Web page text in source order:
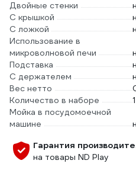
Двойные стенки
С крышкой
С ложкой
Использование в
микроволновой печи
Подставка
С держателем
Вес нетто
Количество в наборе
Мойка в посудомоечной
машине
Гарантия
на товары ND Play